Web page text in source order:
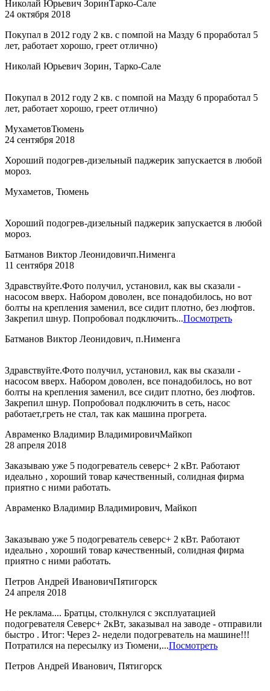
Николай Юрьевич ЗоринТарко-Сале
24 октября 2018
Покупал в 2012 году 2 кв. с помпой на Мазду 6 проработал 5
лет, работает хорошо, греет отлично)
Николай Юрьевич Зорин, Тарко-Сале
Покупал в 2012 году 2 кв. с помпой на Мазду 6 проработал 5
лет, работает хорошо, греет отлично)
МухаметовТюмень
24 сентября 2018
Хороший подогрев-дизельный паджерик запускается в любой
мороз.
Мухаметов, Тюмень
Хороший подогрев-дизельный паджерик запускается в любой
мороз.
Батманов Виктор Леонидовичп.Нименга
11 сентября 2018
Здравствуйте.Фото получил, установил, как вы сказали -
насосом вверх. Набором доволен, все понадобилось, но вот
болты на крепления заменил, все сидит плотно, без люфтов.
Закрепил шнур. Попробовал подключить...Посмотреть
Батманов Виктор Леонидович, п.Нименга
Здравствуйте.Фото получил, установил, как вы сказали -
насосом вверх. Набором доволен, все понадобилось, но вот
болты на крепления заменил, все сидит плотно, без люфтов.
Закрепил шнур. Попробовал подключить в сеть, насос
работает,греть не стал, так как машина прогрета.
Авраменко Владимир ВладимировичМайкоп
28 апреля 2018
Заказываю уже 5 подогреватель северс+ 2 кВт. Работают
идеально , хороший товар качественный, солидная фирма
приятно с ними работать.
Авраменко Владимир Владимирович, Майкоп
Заказываю уже 5 подогреватель северс+ 2 кВт. Работают
идеально , хороший товар качественный, солидная фирма
приятно с ними работать.
Петров Андрей ИвановичПятигорск
24 апреля 2018
Не реклама.... Братцы, столкнулся с эксплуатацией
подогревателя Северс+ 2кВт, заказывал на заводе - отправили
быстро . Итог: Через 2- недели подогреватель на машине!!!
Потратился на пересылку из Тюмени,...Посмотреть
Петров Андрей Иванович, Пятигорск